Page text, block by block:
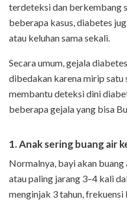
terdeteksi dan berkembang
beberapa kasus, diabetes
atau keluhan sama sekali.
Secara umum, gejala
dibedakan karena mirip satu
membantu deteksi dini
beberapa gejala yang bisa
1. Anak sering buang air
Normalnya, bayi akan
atau paling jarang 3–4 kali
menginjak 3 tahun,